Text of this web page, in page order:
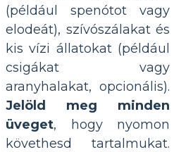
(például spenótot vagy
elodeát), szívószálakat és
kis vízi állatokat (például
csigákat vagy
aranyhalakat, opcionális).
Jelöld meg minden
üveget, hogy nyomon
követhesd tartalmukat.